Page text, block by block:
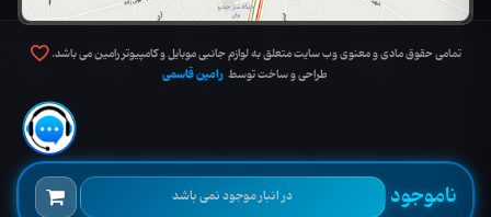
ناموجود در انبار موجود نمی باشد
تمامی حقوق مادی و معنوی وب سایت متعلق به لوازم جانبی موبایل و کامپیوتر رامین می باشد.
طراحی و ساخت توسط رامین قاسمی